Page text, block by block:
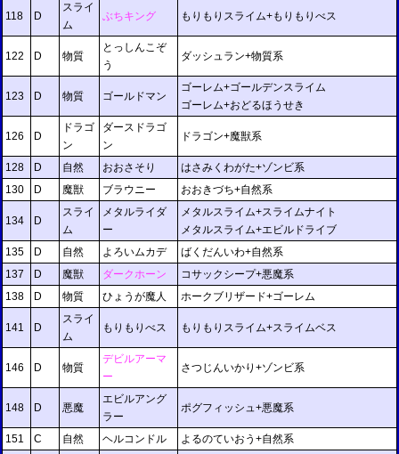
118 D
スライ
ム
ぶちキング もりもりスライム+もりもりべス
122 D 物質
とっしんこぞ
う
ダッシュラン+物質系
123 D 物質 ゴールドマン
ゴーレム+ゴールデンスライム
ゴーレム+おどるほうせき
126 D
ドラゴ
ン
ダースドラゴ
ン
ドラゴン+魔獣系
128 D 自然 おおさそり
はさみくわがた+ゾンビ系
130
D 魔獣 ブラウニー おおきづち+自然系
134 D
スライ
ム
メタルライダ
ー
メタルスライム+スライムナイト
メタルスライム+エビルドライブ
135
D 自然 よろいムカデ
ばくだんいわ+自然系
137
D 魔獣 ダークホーン
コサックシープ+悪魔系
138
D 物質 ひょうが魔人 ホークブリザード+ゴーレム
141 D
スライ
ム
もりもりべス もりもりスライム+スライムベス
146 D 物質
デビルアーマ
ー
さつじんいかり+ゾンビ系
148 D 悪魔
エビルアング
ラー
ポグフィッシュ+悪魔系
151 C 自然 ヘルコンドル
よるのていおう+自然系